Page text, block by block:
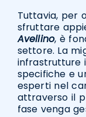
Tuttavia, per
sfruttare
Avellino, è
settore. La
infrastrutture
specifiche e
esperti nel
attraverso il
fase venga